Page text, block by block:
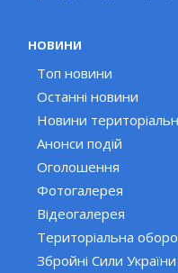
НОВИНИ
Топ новини
Останні новини
Новини
Анонси подій
Оголошення
Фотогалерея
Відеогалерея
Територіальна
Збройні Сили України